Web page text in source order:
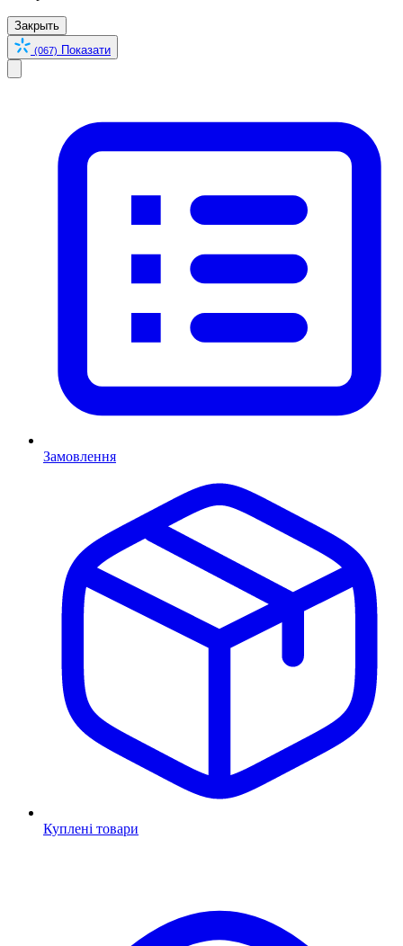
Закрыть
(067) Показати
Замовлення
Куплені товари